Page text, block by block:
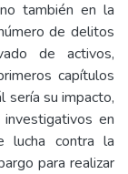
también en la
de delitos
de activos,
capítulos
sería su impacto,
en
lucha contra la
para realizar